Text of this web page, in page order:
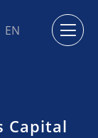
EN
Capital